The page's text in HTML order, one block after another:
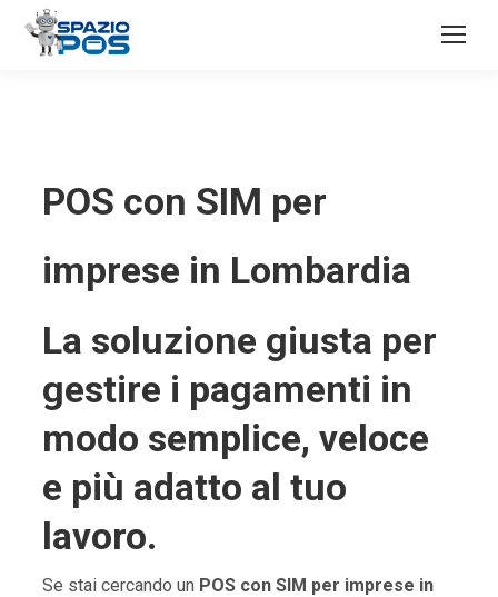
POS con SIM per
imprese in Lombardia
La soluzione giusta per
gestire i pagamenti in
modo semplice, veloce
e più adatto al tuo
lavoro.
Se stai cercando un POS con SIM per imprese in